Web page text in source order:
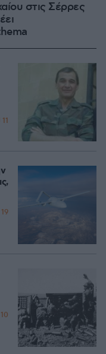
στις Σέρρες
11
19
10